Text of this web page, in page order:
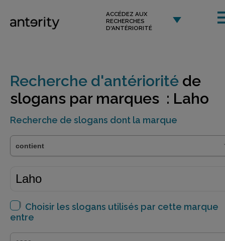
ACCÉDEZ AUX
RECHERCHES
D'ANTÉRIORITÉ
Recherche d'antériorité de
slogans par marques : Laho
Recherche de slogans dont la marque
Choisir les slogans utilisés par cette marque
entre